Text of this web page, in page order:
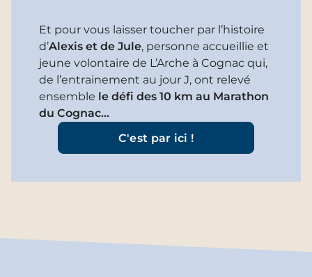
Et pour vous laisser toucher par l’histoire
d’Alexis et de Jule, personne accueillie et
jeune volontaire de L’Arche à Cognac qui,
de l’entrainement au jour J, ont relevé
ensemble le défi des 10 km au Marathon
du Cognac…
C'est par ici !